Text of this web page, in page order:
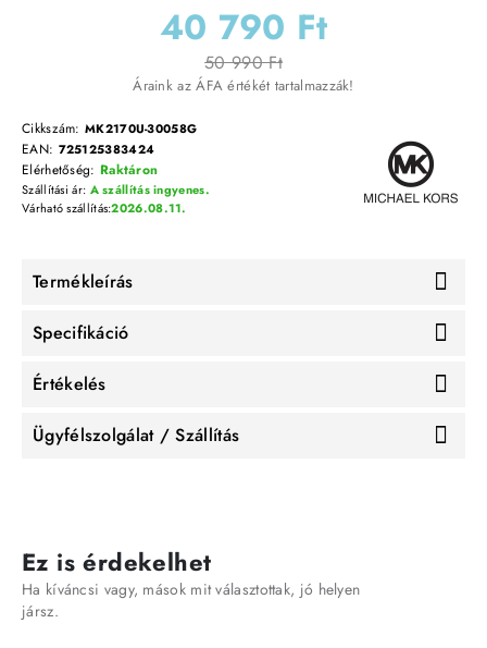
40 790 Ft
50 990 Ft
Áraink az ÁFA értékét tartalmazzák!
Cikkszám: MK2170U-30058G
EAN: 725125383424
Elérhetőség: Raktáron
Várható szállítás:2026.08.11.
Szállítási ár: A szállítás ingyenes.
Termékleírás
Specifikáció
Értékelés
Ügyfélszolgálat / Szállítás
Ez is érdekelhet
Ha kíváncsi vagy, mások mit választottak, jó helyen
jársz.